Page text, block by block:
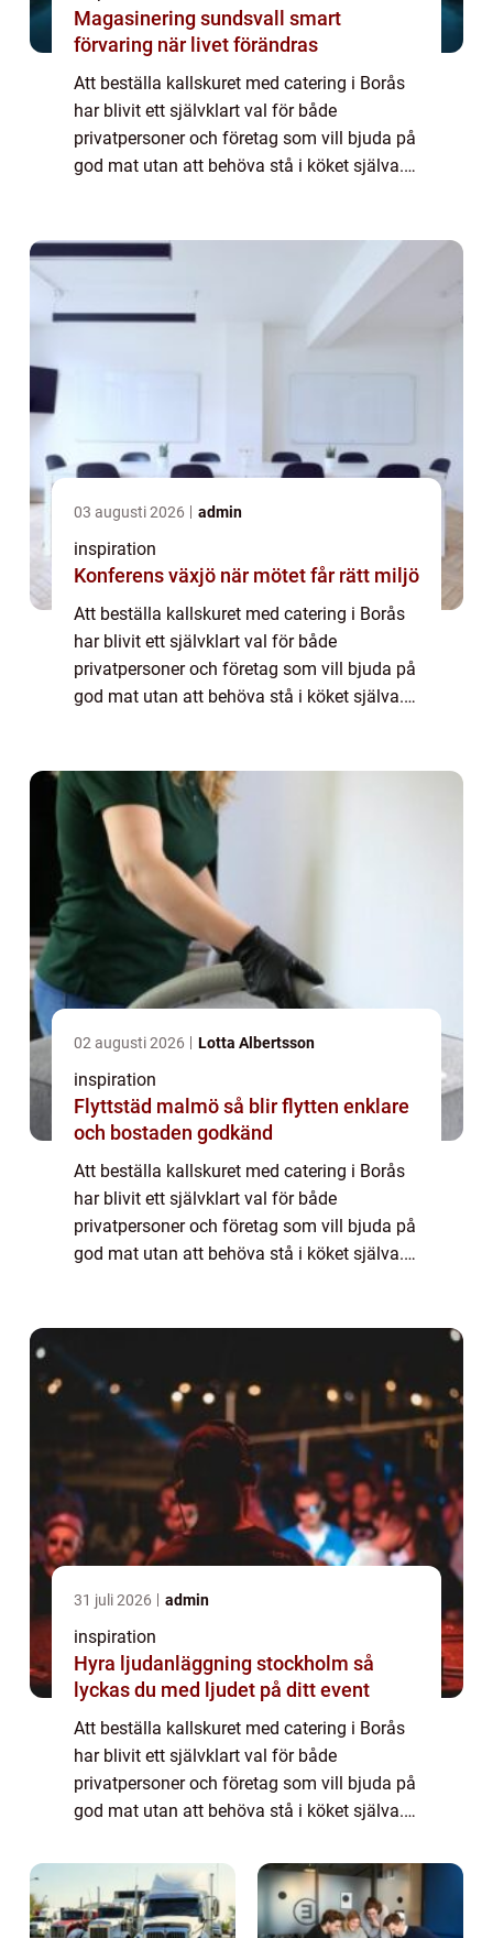
Magasinering sundsvall smart
förvaring när livet förändras
Att beställa kallskuret med catering i Borås
har blivit ett självklart val för både
privatpersoner och företag som vill bjuda på
god mat utan att behöva stå i köket själva.
03 augusti 2026 admin
inspiration
Konferens växjö när mötet får rätt miljö
Att beställa kallskuret med catering i Borås
har blivit ett självklart val för både
privatpersoner och företag som vill bjuda på
god mat utan att behöva stå i köket själva.
02 augusti 2026 Lotta Albertsson
inspiration
Flyttstäd malmö så blir flytten enklare
och bostaden godkänd
Att beställa kallskuret med catering i Borås
har blivit ett självklart val för både
privatpersoner och företag som vill bjuda på
god mat utan att behöva stå i köket själva.
31 juli 2026 admin
inspiration
Hyra ljudanläggning stockholm så
lyckas du med ljudet på ditt event
Att beställa kallskuret med catering i Borås
har blivit ett självklart val för både
privatpersoner och företag som vill bjuda på
god mat utan att behöva stå i köket själva.